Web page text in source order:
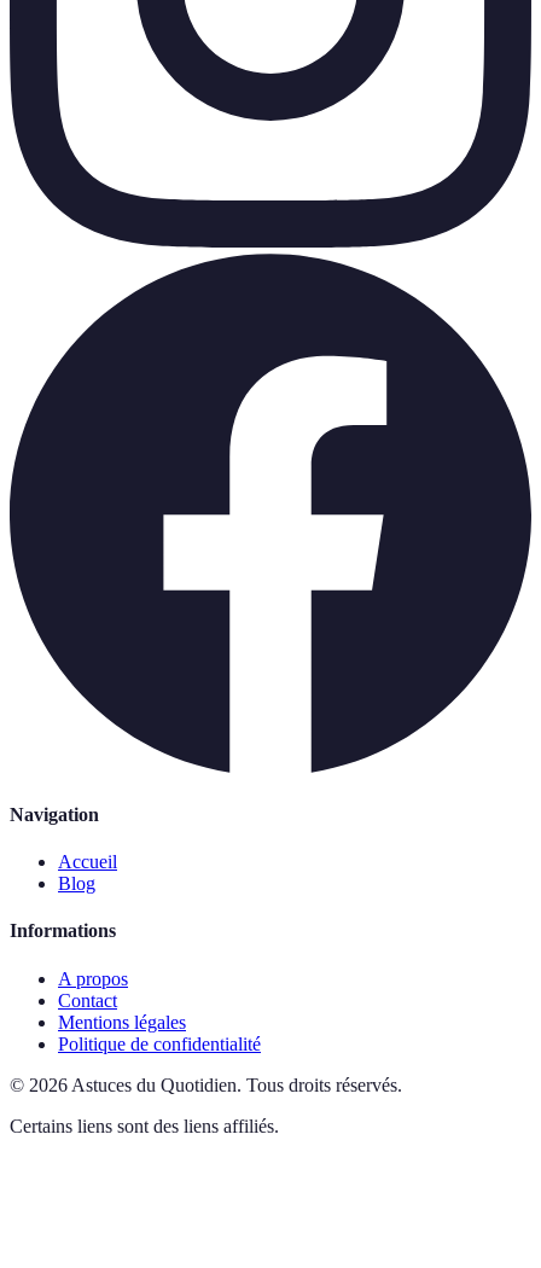
Navigation
Accueil
Blog
Informations
A propos
Contact
Mentions légales
Politique de confidentialité
© 2026 Astuces du Quotidien. Tous droits réservés.
Certains liens sont des liens affiliés.